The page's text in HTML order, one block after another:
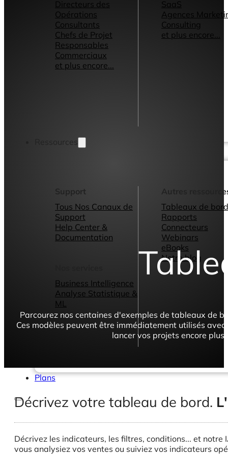
Directeurs des
Opérations
Consultants
Chefs de Projet
Responsables
Commerciaux
et plus encore...
SaaS
Agences
Consulting
et plus encore...
Ressources
Support
Tous Nos Canaux de
Support
Help Center &
Documentation
Business Intelligence
Analyse Statistique &
ML
Autres
Tableaux de
Rapports
Connecteurs
Webinars
eBooks
Notre blog
Plans
Parcourez nos centaines d'exemples de tableaux de
Ces modèles peuvent être immédiatement utilisés
lancer vos projets encore
Décrivez votre tableau de bord.
Décrivez les indicateurs, les filtres, conditions... et
vous analysiez vos ventes ou suiviez vos indicateurs